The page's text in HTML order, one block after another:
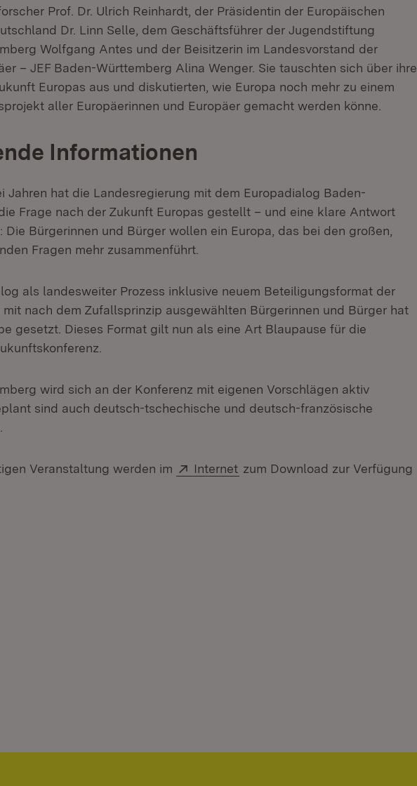
Prof. Dr. Ulrich Reinhardt, der Präsidentin der Europäischen
Dr. Linn Selle, dem Geschäftsführer der Jugendstiftung
Wolfgang Antes und der Beisitzerin im Landesvorstand der
– JEF Baden-Württemberg Alina Wenger. Sie tauschten sich über ihre
Europas aus und diskutierten, wie Europa noch mehr zu einem
aller Europäerinnen und Europäer gemacht werden könne.
Informationen
Jahren hat die Landesregierung mit dem Europadialog Baden-
Frage nach der Zukunft Europas gestellt – und eine klare Antwort
Die Bürgerinnen und Bürger wollen ein Europa, das bei den großen,
Fragen mehr zusammenführt.
als landesweiter Prozess inklusive neuem Beteiligungsformat der
nach dem Zufallsprinzip ausgewählten Bürgerinnen und Bürger hat
gesetzt. Dieses Format gilt nun als eine Art Blaupause für die
wird sich an der Konferenz mit eigenen Vorschlägen aktiv
sind auch deutsch-tschechische und deutsch-französische
Veranstaltung werden im Extern:
Internet (Öffnet in neuem Fenster)
zum Download zur Verfügung